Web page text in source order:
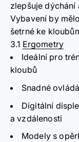
zlepšuje
Vybavení by
šetrné ke
3.1 Ergometry
Ideální pro
kloubů
Snadné
Digitální
a vzdálenosti
Modely s